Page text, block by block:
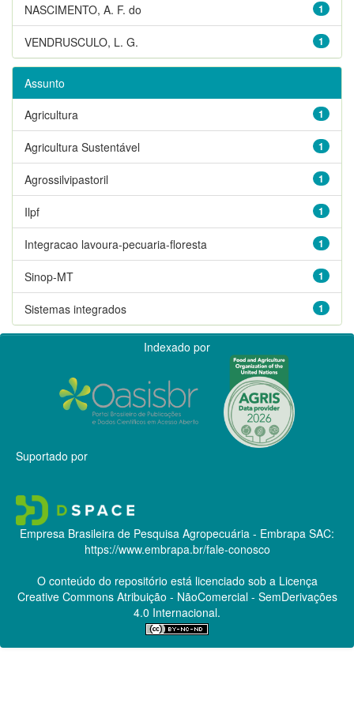
1
NASCIMENTO, A. F. do
1
VENDRUSCULO, L. G.
Assunto
1
Agricultura
1
Agricultura Sustentável
1
Agrossilvipastoril
1
Ilpf
1
Integracao lavoura-pecuaria-floresta
1
Sinop-MT
1
Sistemas integrados
Indexado por
Suportado por
Empresa Brasileira de Pesquisa Agropecuária - Embrapa SAC:
https://www.embrapa.br/fale-conosco
O conteúdo do repositório está licenciado sob a Licença
Creative CommonsAtribuição - NãoComercial - SemDerivações
4.0 Internacional.